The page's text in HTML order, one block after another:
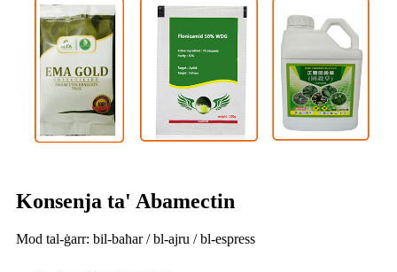
Konsenja ta' Abamectin
Mod tal-ġarr: bil-baħar / bl-ajru / bl-espress